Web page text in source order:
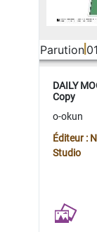
Parution
DAILY
Copy
o-okun
Éditeur :
Studio